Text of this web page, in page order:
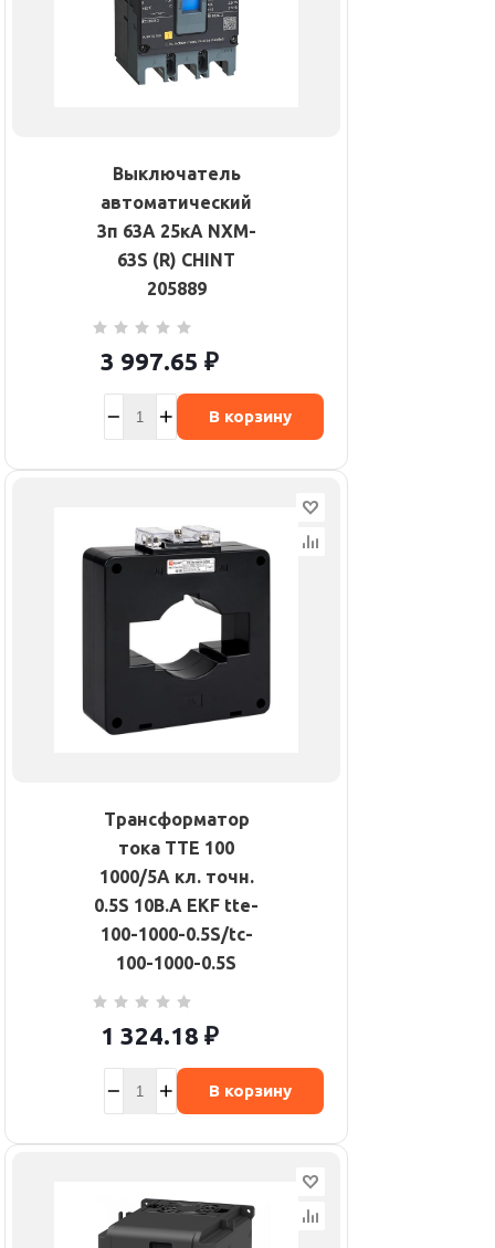
Выключатель
автоматический
3п 63А 25кА NXM-
63S (R) CHINT
205889
3 997.65 ₽
В корзину
Трансформатор
тока ТТЕ 100
1000/5А кл. точн.
0.5S 10В.А EKF tte-
100-1000-0.5S/tc-
100-1000-0.5S
1 324.18 ₽
В корзину